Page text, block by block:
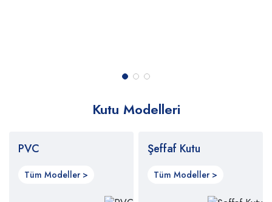
Kutu Modelleri
PVC
Tüm Modeller >
Şeffaf Kutu
Tüm Modeller >